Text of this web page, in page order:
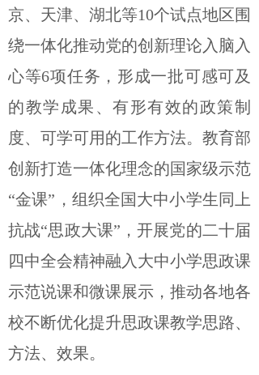
京、天津、湖北等10个试点地区围
绕一体化推动党的创新理论入脑入
心等6项任务，形成一批可感可及
的教学成果、有形有效的政策制
度、可学可用的工作方法。教育部
创新打造一体化理念的国家级示范
“金课”，组织全国大中小学生同上
抗战“思政大课”，开展党的二十届
四中全会精神融入大中小学思政课
示范说课和微课展示，推动各地各
校不断优化提升思政课教学思路、
方法、效果。